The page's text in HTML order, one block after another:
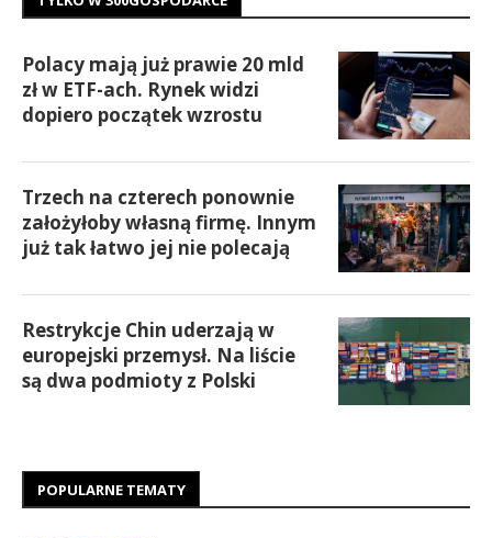
Polacy mają już prawie 20 mld
zł w ETF-ach. Rynek widzi
dopiero początek wzrostu
Trzech na czterech ponownie
założyłoby własną firmę. Innym
już tak łatwo jej nie polecają
Restrykcje Chin uderzają w
europejski przemysł. Na liście
są dwa podmioty z Polski
POPULARNE TEMATY